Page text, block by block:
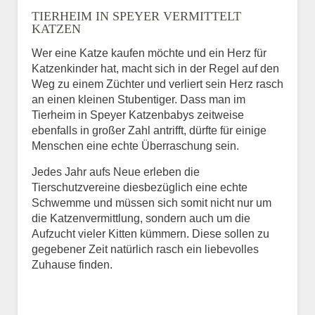
BILD HOCHLADEN
Vermisst seit
Ort des Verschwindens
TIERHEIM IN SPEYER VERMITTELT
KATZEN
Wer eine Katze kaufen möchte und ein Herz für
Katzenkinder hat, macht sich in der Regel auf den
Weg zu einem Züchter und verliert sein Herz rasch
an einen kleinen Stubentiger. Dass man im
Tierheim in Speyer Katzenbabys zeitweise
ebenfalls in großer Zahl antrifft, dürfte für einige
Menschen eine echte Überraschung sein.
Jedes Jahr aufs Neue erleben die
Tierschutzvereine diesbezüglich eine echte
Schwemme und müssen sich somit nicht nur um
die Katzenvermittlung, sondern auch um die
Aufzucht vieler Kitten kümmern. Diese sollen zu
gegebener Zeit natürlich rasch ein liebevolles
Zuhause finden.